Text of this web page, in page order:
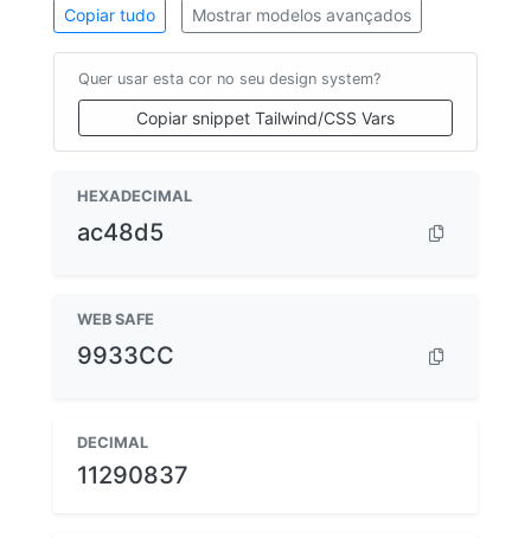
Copiar tudo Mostrar modelos avançados
Quer usar esta cor no seu design system?
Copiar snippet Tailwind/CSS Vars
HEXADECIMAL
ac48d5
WEB SAFE
9933CC
DECIMAL
11290837